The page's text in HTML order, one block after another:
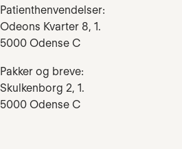
Patienthenvendelser:
Odeons Kvarter 8, 1.
5000 Odense C
Pakker og breve:
Skulkenborg 2, 1.
5000 Odense C